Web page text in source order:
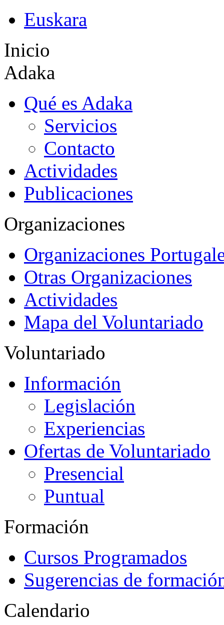
Euskara
Inicio
Adaka
Qué es Adaka
Servicios
Contacto
Actividades
Publicaciones
Organizaciones
Organizaciones
Otras Organizaciones
Actividades
Mapa del Voluntariado
Voluntariado
Información
Legislación
Experiencias
Ofertas de Voluntariado
Presencial
Puntual
Formación
Cursos Programados
Sugerencias de
Calendario